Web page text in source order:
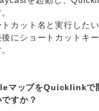
トカット名と実行した
後にショートカットキ
マップをQuicklinkで
すか？